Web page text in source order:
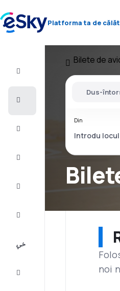
Platforma ta de
Bilete de
Dus-
Din
noi